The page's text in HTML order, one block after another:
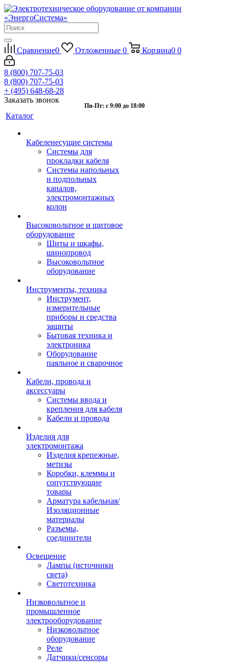
Сравнение0 Отложенные 0 Корзина0 0
8 (800) 707-75-03
8 (800) 707-75-03
+ (495) 648-68-28
Заказать звонок
Пн-Пт: с 9:00 до 18:00
Каталог
Кабеленесущие системы
Системы для
прокладки кабеля
Системы напольных
и подпольных
каналов,
электромонтажных
колон
Высоковольтное и щитовое
оборудование
Щиты и шкафы,
шинопровод
Высоковольтное
оборудование
Инструменты, техника
Инструмент,
измерительные
приборы и средства
защиты
Бытовая техника и
электроника
Оборудование
паяльное и сварочное
Кабели, провода и
аксессуары
Системы ввода и
крепления для кабеля
Кабели и провода
Изделия для
электромонтажа
Изделия крепежные,
метизы
Коробки, клеммы и
сопутствующие
товары
Арматура кабельная/
Изоляционные
материалы
Разъемы,
соединители
Освещение
Лампы (источники
света)
Светотехника
Низковольтное и
промышленное
электрооборудование
Низковольтное
оборудование
Реле
Датчики/сенсоры